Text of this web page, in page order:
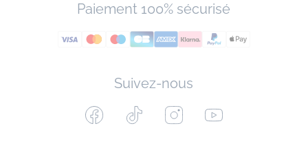
Paiement 100% sécurisé
Suivez-nous
Facebook Tiktok InstagramYoutube